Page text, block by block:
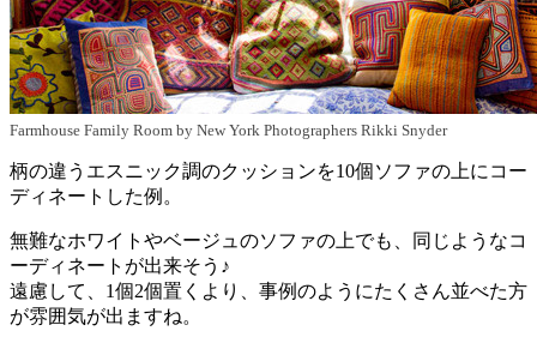
Farmhouse Family Room by New York Photographers Rikki Snyder
柄の違うエスニック調のクッションを10個ソファの上にコー
ディネートした例。
無難なホワイトやベージュのソファの上でも、同じようなコ
ーディネートが出来そう♪
遠慮して、1個2個置くより、事例のようにたくさん並べた方
が雰囲気が出ますね。